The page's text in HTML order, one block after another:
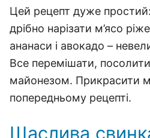
Цей рецепт дуже
дрібно нарізати м’ясо
ананаси і авокадо –
Все перемішати, посолити
майонезом. Прикрасити
попередньому рецепті.
Щаслива